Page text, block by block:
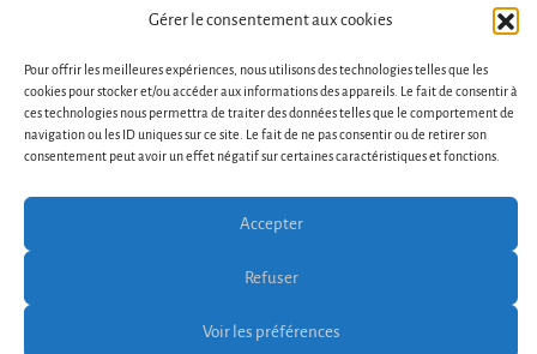
Gérer le consentement aux cookies
Pour offrir les meilleures expériences, nous utilisons des technologies telles que les
cookies pour stocker et/ou accéder aux informations des appareils. Le fait de consentir à
ces technologies nous permettra de traiter des données telles que le comportement de
navigation ou les ID uniques sur ce site. Le fait de ne pas consentir ou de retirer son
consentement peut avoir un effet négatif sur certaines caractéristiques et fonctions.
Accepter
Refuser
Voir les préférences
Conditions générales de vente et d’utilisation
Politique de cookies (UE)
Copyright © 2026 Bosa Ecommerce. Powered by
Bosa
Themes